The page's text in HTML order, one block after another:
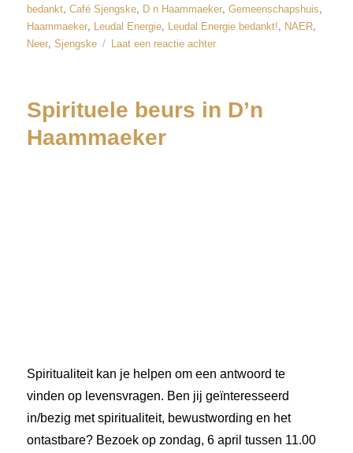
bedankt,Café Sjengske, D n Haammaeker,Gemeenschapshuis,
Haammaeker, Leudal Energie, Leudal Energie bedankt!, NAER,
Neer,Sjengske Laat een reactie achter
Spirituele beurs in D’n
Haammaeker
Spiritualiteit kan je helpen om een antwoord te
vinden op levensvragen. Ben jij geïnteresseerd
in/bezig met spiritualiteit, bewustwording en het
ontastbare? Bezoek op zondag, 6 april tussen 11.00